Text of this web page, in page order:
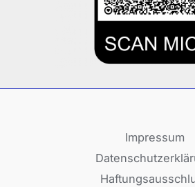
Impressum